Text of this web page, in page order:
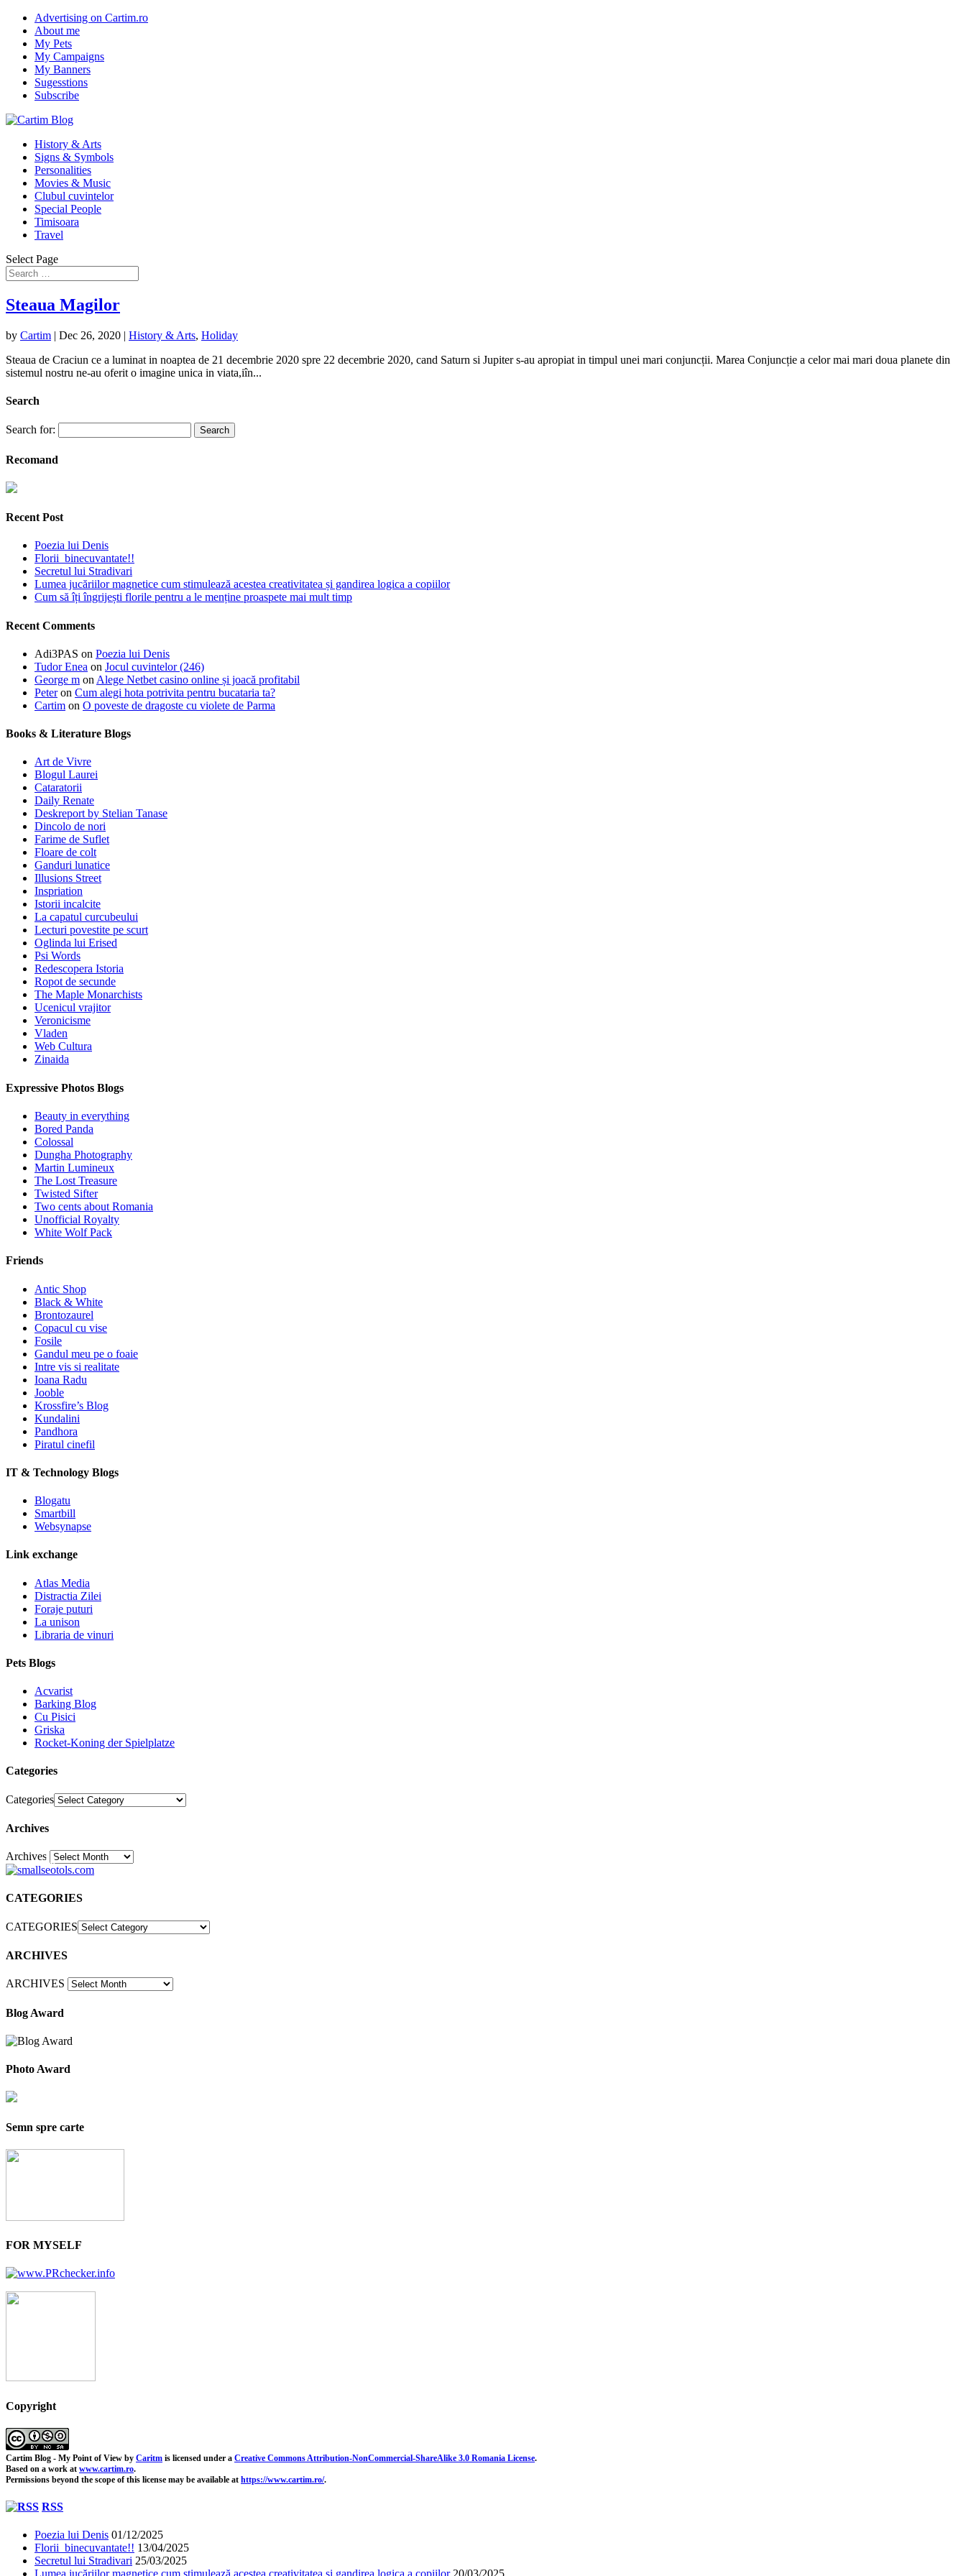
Advertising on Cartim.ro
About me
My Pets
My Campaigns
My Banners
Sugesstions
Subscribe
History & Arts
Signs & Symbols
Personalities
Movies & Music
Clubul cuvintelor
Special People
Timisoara
Travel
Select Page
Steaua Magilor
by Cartim | Dec 26, 2020 | History & Arts, Holiday
Steaua de Craciun ce a luminat in noaptea de 21 decembrie 2020 spre 22 decembrie 2020, cand Saturn si Jupiter s­-au apropiat in timpul unei mari conjuncții. Marea Conjuncție a celor mai mari doua planete din
sistemul nostru ne-au oferit o imagine unica in viata,iîn...
Search
Search for:
Recomand
Recent Post
Poezia lui Denis
Florii binecuvantate!!
Secretul lui Stradivari
Lumea jucăriilor magnetice cum stimulează acestea creativitatea și gandirea logica a copiilor
Cum să îți îngrijești florile pentru a le menține proaspete mai mult timp
Recent Comments
Adi3PAS on Poezia lui Denis
Tudor Enea on Jocul cuvintelor (246)
George m on Alege Netbet casino online și joacă profitabil
Peteron Cum alegi hota potrivita pentru bucataria ta?
Cartim on O poveste de dragoste cu violete de Parma
Books & Literature Blogs
Art de Vivre
Blogul Laurei
Cataratorii
Daily Renate
Deskreport by Stelian Tanase
Dincolo de nori
Farime de Suflet
Floare de colt
Ganduri lunatice
Illusions Street
Inspriation
Istorii incalcite
La capatul curcubeului
Lecturi povestite pe scurt
Oglinda lui Erised
Psi Words
Redescopera Istoria
Ropot de secunde
The Maple Monarchists
Ucenicul vrajitor
Veronicisme
Vladen
Web Cultura
Zinaida
Expressive Photos Blogs
Beauty in everything
Bored Panda
Colossal
Dungha Photography
Martin Lumineux
The Lost Treasure
Twisted Sifter
Two cents about Romania
Unofficial Royalty
White Wolf Pack
Friends
Antic Shop
Black & White
Brontozaurel
Copacul cu vise
Fosile
Gandul meu pe o foaie
Intre vis si realitate
Ioana Radu
Jooble
Krossfire’s Blog
Kundalini
Pandhora
Piratul cinefil
IT & Technology Blogs
Blogatu
Smartbill
Websynapse
Link exchange
Atlas Media
Distractia Zilei
Foraje puturi
La unison
Libraria de vinuri
Pets Blogs
Acvarist
Barking Blog
Cu Pisici
Griska
Rocket-Koning der Spielplatze
Categories
Categories
Archives
Archives30
CATEGORIES
CATEGORIES
ARCHIVES
ARCHIVES
Blog Award
Photo Award
Semn spre carte
FOR MYSELF
Copyright
Cartim Blog - My Point of View by Caritm is licensed under a Creative Commons Attribution-NonCommercial-ShareAlike 3.0 Romania License.
Based on a work at www.cartim.ro.
Permissions beyond the scope of this license may be available at https://www.cartim.ro/.
RSS
Poezia lui Denis 01/12/2025
Florii binecuvantate!! 13/04/2025
Secretul lui Stradivari 25/03/2025